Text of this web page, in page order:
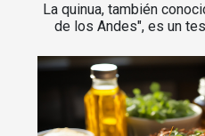
La quinua, también
de los Andes", es un